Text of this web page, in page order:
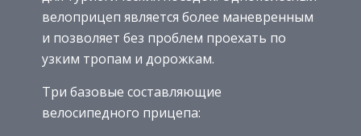
велоприцеп является более маневренным
и позволяет без проблем проехать по
узким тропам и дорожкам.
Три базовые составляющие
велосипедного прицепа: